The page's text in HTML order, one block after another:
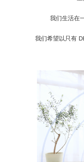
我们生活在
我们希望以只有